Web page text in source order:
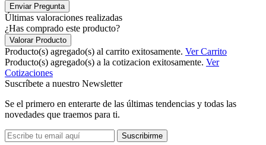
Enviar Pregunta
Últimas valoraciones realizadas
¿Has comprado este producto?
Valorar Producto
Producto(s) agregado(s) al carrito exitosamente. Ver Carrito
Producto(s) agregado(s) a la cotizacion exitosamente. Ver
Cotizaciones
Suscríbete a nuestro Newsletter
Se el primero en enterarte de las últimas tendencias y todas las
novedades que traemos para ti.
Suscribirme